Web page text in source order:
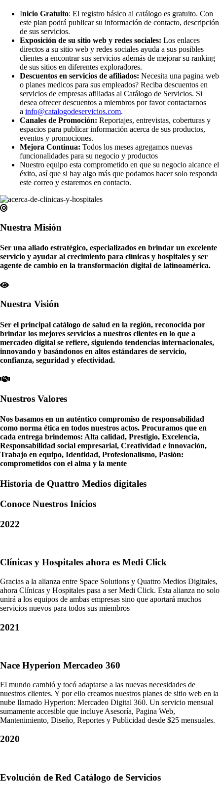
Inicio Gratuito: El registro básico al catálogo es gratuito. Con
este plan podrá publicar su información de contacto, descripción
de sus servicios.
Exposición de su sitio web y redes sociales: Los enlaces
directos a su sitio web y redes sociales ayuda a sus posibles
clientes a encontrar sus servicios además de mejorar su ranking
de sus sitios en diferentes exploradores.
Descuentos en servicios de afiliados: Necesita una pagina web
o planes medicos para sus empleados? Reciba descuentos en
servicios de empresas afiliadas al Catálogo de Servicios. Si
desea ofrecer descuentos a miembros por favor contactarnos
a info@catalogodeservicios.com.
Canales de Promoción: Reportajes, entrevistas, coberturas y
espacios para publicar información acerca de sus productos,
eventos y promociones.
Mejora Continua: Todos los meses agregamos nuevas
funcionalidades para su negocio y productos
Nuestro equipo esta comprometido en que su negocio alcance el
éxito, así que si hay algo más que podamos hacer solo responda
este correo y estaremos en contacto.
Nuestra Misión
Ser una aliado estratégico, especializados en brindar un excelente
servicio y ayudar al crecimiento para clínicas y hospitales y ser
agente de cambio en la transformación digital de latinoamérica.
Nuestra Visión
Ser el principal catálogo de salud en la región, reconocida por
brindar los mejores servicios a nuestros clientes en lo que a
mercadeo digital se refiere, siguiendo tendencias internacionales,
innovando y basándonos en altos estándares de servicio,
confianza, seguridad y efectividad.
Nuestros Valores
Nos basamos en un auténtico compromiso de responsabilidad
como norma ética en todos nuestros actos. Procuramos que en
cada entrega brindemos: Alta calidad, Prestigio, Excelencia,
Responsabilidad social empresarial, Creatividad e innovación,
Trabajo en equipo, Identidad, Profesionalismo, Pasión:
comprometidos con el alma y la mente
Historia de Quattro Medios digitales
Conoce Nuestros Inicios
2022
Clínicas y Hospitales ahora es Medi Click
Gracias a la alianza entre Space Solutions y Quattro Medios Digitales,
ahora Clínicas y Hospitales pasa a ser Medi Click. Esta alianza no solo
unirá a los equipos de ambas empresas sino que aportará muchos
servicios nuevos para todos sus miembros
2021
Nace Hyperion Mercadeo 360
El mundo cambió y tocó adaptarse a las nuevas necesidades de
nuestros clientes. Y por ello creamos nuestros planes de sitio web en la
nube llamado Hyperion: Mercadeo Digital 360. Un servicio mensual
sumamente accesible que incluye Asesoría, Pagina Web,
Mantenimiento, Diseño, Reportes y Publicidad desde $25 mensuales.
2020
Evolución de Red Catálogo de Servicios